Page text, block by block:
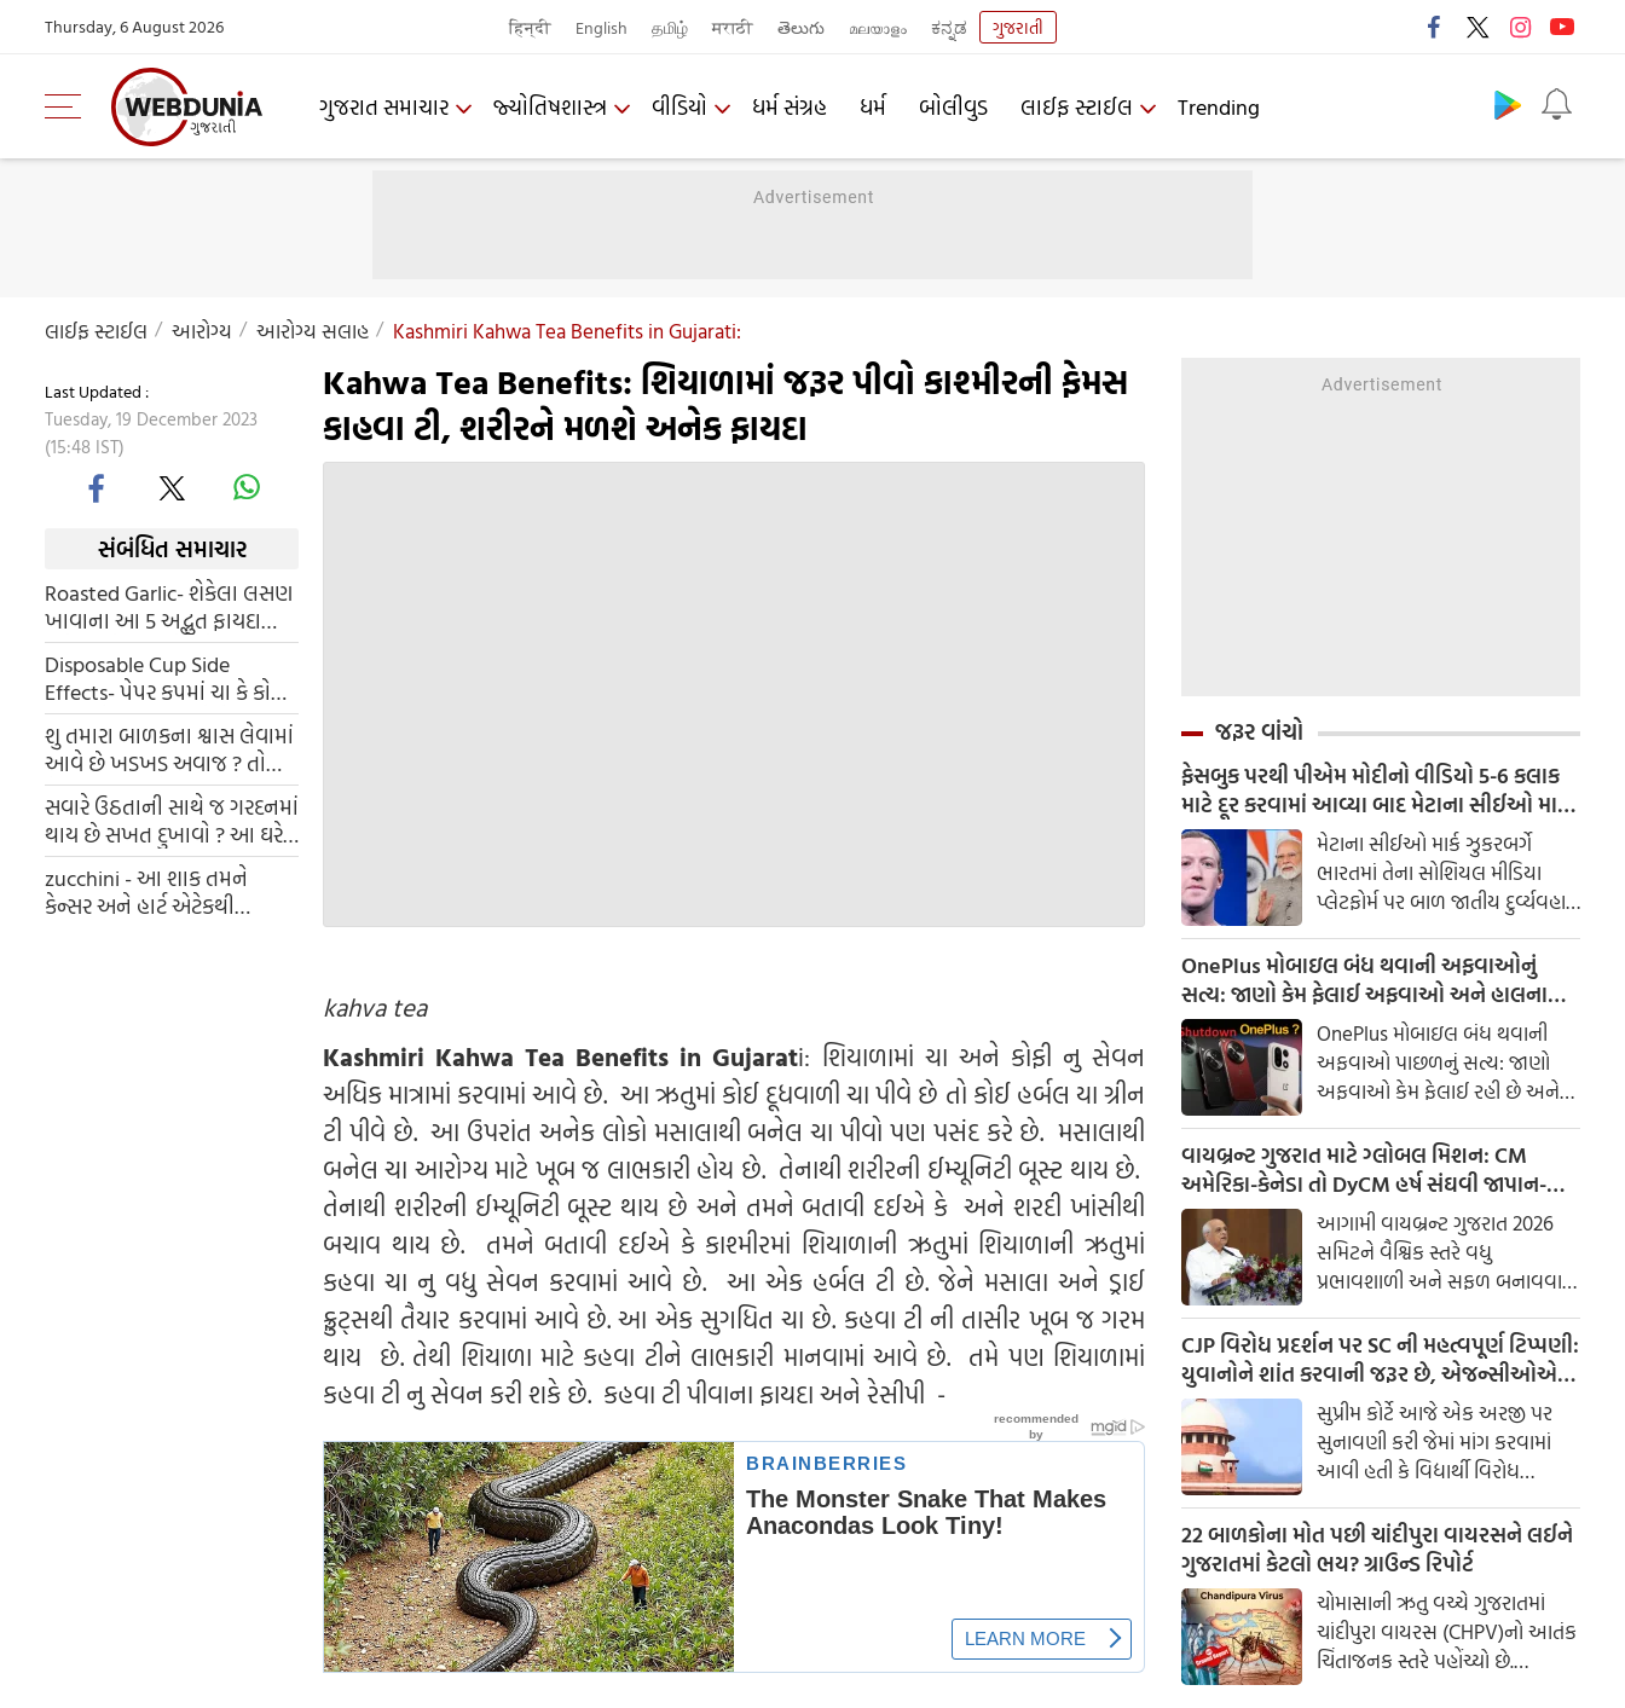
Thursday, 6 August 2026 हिन्दी English தமிழ் मराठी తెలుగు മലയാളം ಕನ್ನಡ ગુજરાતી
ગુજરાત સમાચાર જ્યોતિષશાસ્ત્ર વીડિયો ધર્મ સંગ્રહ ધર્મ બોલીવુડ લાઈફ સ્ટાઈલ Trending
લાઈફ સ્ટાઈલ આરોગ્ય આરોગ્ય સલાહ Kashmiri Kahwa Tea Benefits in Gujarati:
Last Updated :
Tuesday, 19 December 2023
(15:48 IST)
સંબંધિત સમાચાર
Roasted Garlic- શેકેલા લસણ
ખાવાના આ 5 અદ્ભુત ફાયદાઓ
મળે છે, જેના વિશે તમે કદાચ
જાણતા ન હોવ
Disposable Cup Side
Effects- પેપર કપમાં ચા કે કોફી
પીતા પહેલા જાણી લો તેના
ગેરફાયદા, તમને આશ્ચર્ય થશે.
શુ તમારા બાળકના શ્વાસ લેવામાં
આવે છે ખડખડ અવાજ ? તો
તેની પાંસળીઓમાં ભરાયો છે
કફ, તરત જ કરો આ ઉપાય
સવારે ઉઠતાની સાથે જ ગરદનમાં
થાય છે સખત દુખાવો ? આ ઘરેલું
ઉપાયો અજમાવીને તરત જ
ક્રેમ્પથી મેળવો છુટકારો
zucchini - આ શાક તમને
કેન્સર અને હાર્ટ એટેકથી
Kahwa Tea Benefits: શિયાળામાં જરૂર પીવો કાશ્મીરની ફેમસ
કાહવા ટી, શરીરને મળશે અનેક ફાયદા
kahva tea
Kashmiri Kahwa Tea Benefits in Gujarati: શિયાળામાં ચા અને કોફી નુ સેવન
અધિક માત્રામાં કરવામાં આવે છે. આ ઋતુમાં કોઈ દૂધવાળી ચા પીવે છે તો કોઈ હર્બલ યા ગ્રીન
ટી પીવે છે. આ ઉપરાંત અનેક લોકો મસાલાથી બનેલ ચા પીવો પણ પસંદ કરે છે. મસાલાથી
બનેલ ચા આરોગ્ય માટે ખૂબ જ લાભકારી હોય છે. તેનાથી શરીરની ઈમ્યૂનિટી બૂસ્ટ થાય છે.
તેનાથી શરીરની ઈમ્યૂનિટી બૂસ્ટ થાય છે અને તમને બતાવી દઈએ કે અને શરદી ખાંસીથી
બચાવ થાય છે. તમને બતાવી દઈએ કે કાશ્મીરમાં શિયાળાની ઋતુમાં શિયાળાની ઋતુમાં
કહવા ચા નુ વધુ સેવન કરવામાં આવે છે. આ એક હર્બલ ટી છે. જેને મસાલા અને ડ્રાઈ
ફ્રુટ્સથી તૈયાર કરવામાં આવે છે. આ એક સુગધિત ચા છે. કહવા ટી ની તાસીર ખૂબ જ ગરમ
થાય છે. તેથી શિયાળા માટે કહવા ટીને લાભકારી માનવામાં આવે છે. તમે પણ શિયાળામાં
કહવા ટી નુ સેવન કરી શકે છે. કહવા ટી પીવાના ફાયદા અને રેસીપી -
જરૂર વાંચો
ફેસબુક પરથી પીએમ મોદીનો વીડિયો 5-6 કલાક
માટે દૂર કરવામાં આવ્યા બાદ મેટાના સીઈઓ માર્ક
ઝુકરબર્ગે ભારતની માફી માંગી.મેટાના સીઈઓ માર્ક ઝુકરબર્ગે
ભારતમાં તેના સોશિયલ મીડિયા
પ્લેટફોર્મ પર બાળ જાતીય દુર્વ્યવહાર
સામગ્રી (CSEAM) અને ડીપફેક
સામગ્રીની ઉપલબ્ધતા બદલ માફી
માંગી છે. ઇલેક્ટ્રોનિક્સ અને માહિતી
ટેકનોલોજી (MeitY) મંત્રાલયના
સૂત્રોના જણાવ્યા અનુસાર, મેટાના
વરિષ્ઠ વૈશ્વિક અધિકારીઓ અને
મંત્રાલય વચ્ચેની બેઠક દરમિયાન
ઝુકરબર્ગે દિલગીરી વ્યક્ત કરી હતી.
મેટા ફેસબુક, ઇન્સ્ટાગ્રામ અને
વોટ્સએપની પેરેન્ટ કંપની છે.
OnePlus મોબાઇલ બંધ થવાની અફવાઓનું
સત્ય: જાણો કેમ ફેલાઈ અફવાઓ અને હાલના
યુઝર્સનું શું થશે? OnePlus મોબાઇલ બંધ થવાની
અફવાઓ પાછળનું સત્ય: જાણો
અફવાઓ કેમ ફેલાઈ રહી છે અને
હાલના વપરાશકર્તાઓનું શું થશે?
મેટા વર્ણન: શું ભારતમાં OnePlus
મોબાઇલ બ્રાન્ડ બંધ થઈ રહી છે?
વાયરલ સમાચાર પાછળનું સત્ય,
Oppo સાથે પુનર્ગઠન પાછળનું
ગણિત અને જો તમારી પાસે
OnePlus ફોન હોય તો સેવા અને
અપડેટ્સનું શું થશે તે જાણો.
વાયબ્રન્ટ ગુજરાત માટે ગ્લોબલ મિશન: CM
અમેરિકા-કેનેડા તો DyCM હર્ષ સંઘવી જાપાન-
યુરોપ ગજવશે
આગામી વાયબ્રન્ટ ગુજરાત 2026
સમિટને વૈશ્વિક સ્તરે વધુ
પ્રભાવશાળી અને સફળ બનાવવા
માટે ગુજરાત સરકારે તૈયારીઓ તેજ
કરી દીધી છે. આ વૈશ્વિક સમિટના
પ્રચાર અને પ્રસાર માટે રાજ્ય સરકાર
દ્વારા વિવિધ દેશોમાં ઉચ્ચ સ્તરીય રોડ
શો યોજવાની ખાસ યોજના ઘડવામાં
આવી રહી છે.
CJP વિરોધ પ્રદર્શન પર SC ની મહત્વપૂર્ણ ટિપ્પણી:
યુવાનોને શાંત કરવાની જરૂર છે, એજન્સીઓએ
સંયમ રાખવો જોઈએસુપ્રીમ કોર્ટે આજે એક અરજી પર
સુનાવણી કરી જેમાં માંગ કરવામાં
આવી હતી કે વિદ્યાર્થી વિરોધ
પ્રદર્શનની આડમાં અપશબ્દોનો
ઉપયોગ કરનારા યુવાનોને શિક્ષિત
કરવા માટે સાત દિવસની સમુદાય
સેવા આપવામાં આવે. વિરોધ
પ્રદર્શનના આયોજકો સામે પણ
કાર્યવાહી થવી જોઈએ. સુનાવણી
દરમિયાન, મુખ્ય ન્યાયાધીશ સૂર્યકાંતે
22 બાળકોના મોત પછી ચાંદીપુરા વાયરસને લઈને
ગુજરાતમાં કેટલો ભય? ગ્રાઉન્ડ રિપોર્ટ
ચોમાસાની ઋતુ વચ્ચે ગુજરાતમાં
ચાંદીપુરા વાયરસ (CHPV)નો આતંક
ચિંતાજનક સ્તરે પહોંચ્યો છે.